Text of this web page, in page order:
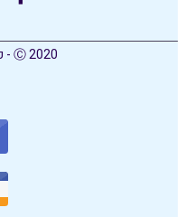
Ⓒ 2020 - כל הזכויות שמורות